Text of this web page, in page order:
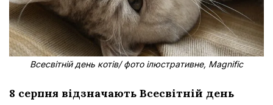
Всесвітній день котів/ фото ілюстративне, Magnific
8 серпня відзначають Всесвітній день